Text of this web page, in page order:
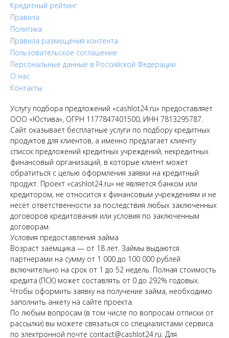
Кредитный рейтинг
Правила
Политика
Правила размещения контента
Пользовательское соглашение
Персональные данные в Российской Федерации
О нас
Контакты
Услугу подбора предложений «cashlot24.ru» предоставляет
ООО «Юстива», ОГРН 1177847401500, ИНН 7813295787.
Сайт оказывает бесплатные услуги по подбору кредитных
продуктов для клиентов, а именно предлагает клиенту
список предложений кредитных учреждений, некредитных
финансовый организаций, в которые клиент может
обратиться с целью оформления заявки на кредитный
продукт. Проект «cashlot24.ru» не является банком или
кредитором, не относится к финансовым учреждениям и не
несёт ответственности за последствия любых заключенных
договоров кредитования или условия по заключенным
договорам.
Условия предоставления займа
Возраст заёмщика — от 18 лет. Займы выдаются
партнерами на сумму от 1 000 до 100 000 рублей
включительно на срок от 1 до 52 недель. Полная стоимость
кредита (ПСК) может составлять от 0 до 292% годовых.
Чтобы оформить заявку на получение займа, необходимо
заполнить анкету на сайте проекта.
По любым вопросам (в том числе по вопросам отписки от
рассылки) вы можете связаться со специалистами сервиса
по электронной почте contact@cashlot24.ru. Для